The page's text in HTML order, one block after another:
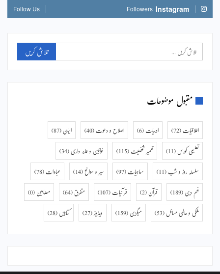
Instagram
Followers
Follow Us
مقبول موضوعات
اخلاقیات (72) ادبیات (6) اصلاح و دعوت (40) ایمان (87)
تعلیمی کورس (11) تعمیر شخصیت (115) خواتین و خانہ داری (34)
سلسلہ روز و شب (11) سماجیات (97) سیر و سوانح (14) عبادات (78)
فہم دین (189) قرآن (2) قرآنیات (107) متفرق (64) مضامین (0)
ملکی و عالمی مسائل (53) میگزین (159) ویڈیوز (27) کتابیں (28)